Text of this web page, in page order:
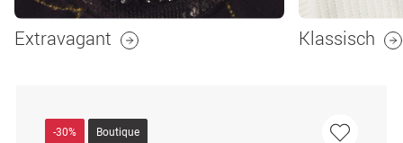
Extravagant Klassisch
-30% Boutique